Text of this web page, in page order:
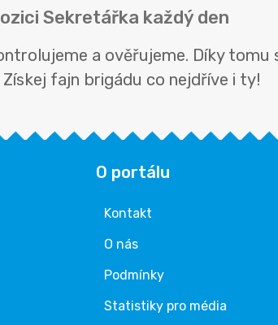
Sekretářka každý den
a ověřujeme. Díky
fajn brigádu co nejdříve i ty!
O portálu
Kontakt
O nás
Podmínky
Statistiky pro média